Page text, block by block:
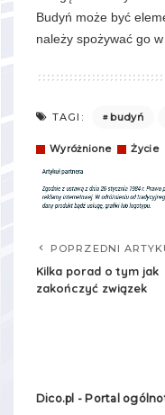
Budyń może być
należy spożywać go
TAGI: budyń
Wyróżnione Życie
POPRZEDNI
Kilka porad o tym jak
zakończyć związek
Dico.pl - Portal